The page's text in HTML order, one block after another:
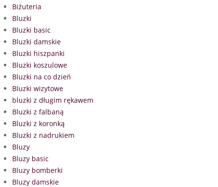
Biżuteria
Bluzki
Bluzki basic
Bluzki damskie
Bluzki hiszpanki
Bluzki koszulowe
Bluzki na co dzień
Bluzki wizytowe
bluzki z długim rękawem
Bluzki z falbaną
Bluzki z koronką
Bluzki z nadrukiem
Bluzy
Bluzy basic
Bluzy bomberki
Bluzy damskie